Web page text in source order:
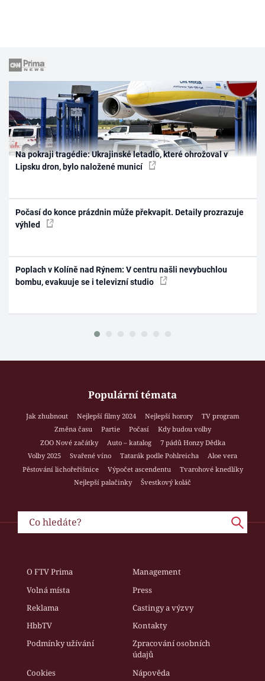
Na pokraji tragédie: Ukrajinské letadlo, které ohrožoval v
Lipsku dron, bylo naložené municí
Počasí do konce prázdnin může překvapit. Detaily prozrazuje
výhled
Poplach v Kolíně nad Rýnem: V centru našli nevybuchlou
bombu, evakuuje se i televizní studio
Populární témata
Jak zhubnout Nejlepší filmy 2024 Nejlepší horory
TV program
Změna času
Partie Počasí
Kdy budou volby
ZOO Nové začátky
Auto – katalog
7 pádů Honzy Dědka
Volby 2025
Svařené víno Tatarák podle Pohlreicha
Aloe vera
Pěstování lichořeřišnice
Výpočet ascendentu
Tvarohové knedlíky
Nejlepší palačinky
Švestkový koláč
O FTV Prima
Management
Volná místa
Press
Reklama
Castingy a výzvy
HbbTV
Kontakty
Podmínky užívání
Zpracování osobních
údajů
Cookies
Nápověda